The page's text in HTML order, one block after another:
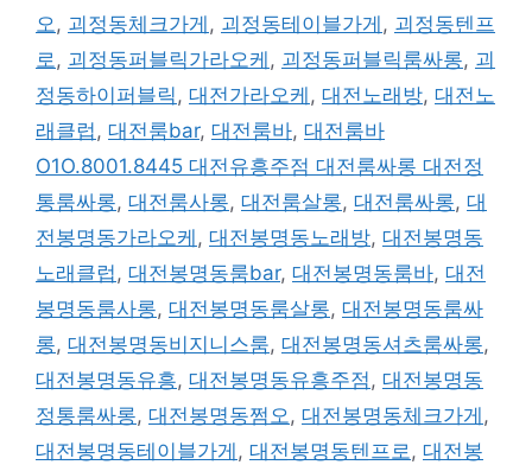
오, 괴정동체크가게 , 괴정동테이블가게 , 괴정동텐프
로, 괴정동퍼블릭가라오케 , 괴정동퍼블릭룸싸롱, 괴
정동하이퍼블릭, 대전가라오케 , 대전노래방, 대전노
래클럽, 대전룸bar, 대전룸바, 대전룸바
O1O.8001.8445 대전유흥주점 대전룸싸롱 대전정
통룸싸롱, 대전룸사롱, 대전룸살롱, 대전룸싸롱, 대
전봉명동가라오케 , 대전봉명동노래방, 대전봉명동
노래클럽, 대전봉명동룸bar, 대전봉명동룸바, 대전
봉명동룸사롱, 대전봉명동룸살롱, 대전봉명동룸싸
롱, 대전봉명동비지니스룸, 대전봉명동셔츠룸싸롱,
대전봉명동유흥, 대전봉명동유흥주점, 대전봉명동
정통룸싸롱, 대전봉명동쩜오, 대전봉명동체크가게 ,
대전봉명동테이블가게 , 대전봉명동텐프로, 대전봉